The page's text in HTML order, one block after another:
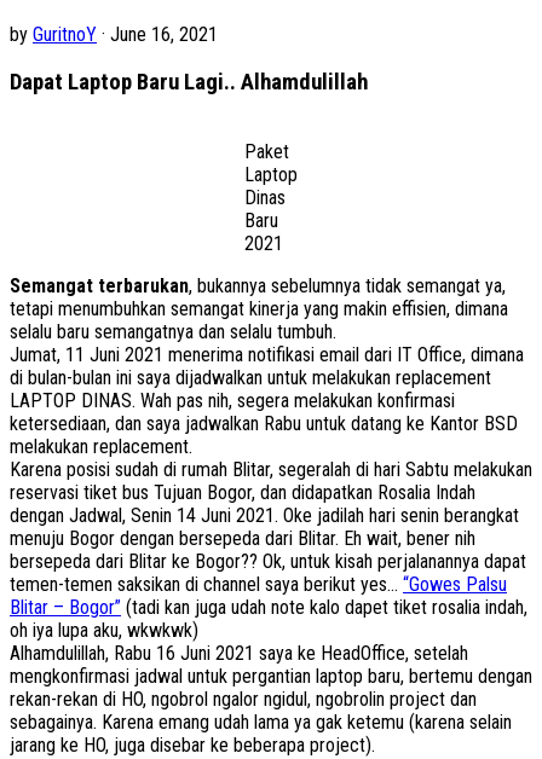
by GuritnoY · June 16, 2021
Dapat Laptop Baru Lagi.. Alhamdulillah
Paket
Laptop
Dinas
Baru
2021
Semangat terbarukan, bukannya sebelumnya tidak semangat ya,
tetapi menumbuhkan semangat kinerja yang makin effisien, dimana
selalu baru semangatnya dan selalu tumbuh.
Jumat, 11 Juni 2021 menerima notifikasi email dari IT Office, dimana
di bulan-bulan ini saya dijadwalkan untuk melakukan replacement
LAPTOP DINAS. Wah pas nih, segera melakukan konfirmasi
ketersediaan, dan saya jadwalkan Rabu untuk datang ke Kantor BSD
melakukan replacement.
Karena posisi sudah di rumah Blitar, segeralah di hari Sabtu melakukan
reservasi tiket bus Tujuan Bogor, dan didapatkan Rosalia Indah
dengan Jadwal, Senin 14 Juni 2021. Oke jadilah hari senin berangkat
menuju Bogor dengan bersepeda dari Blitar. Eh wait, bener nih
bersepeda dari Blitar ke Bogor?? Ok, untuk kisah perjalanannya dapat
temen-temen saksikan di channel saya berikut yes… “Gowes Palsu
Blitar – Bogor” (tadi kan juga udah note kalo dapet tiket rosalia indah,
oh iya lupa aku, wkwkwk)
Alhamdulillah, Rabu 16 Juni 2021 saya ke HeadOffice, setelah
mengkonfirmasi jadwal untuk pergantian laptop baru, bertemu dengan
rekan-rekan di HO, ngobrol ngalor ngidul, ngobrolin project dan
sebagainya. Karena emang udah lama ya gak ketemu (karena selain
jarang ke HO, juga disebar ke beberapa project).